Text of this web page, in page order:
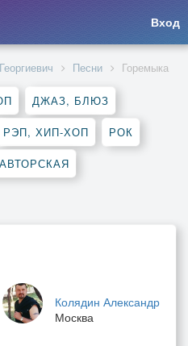
Вход
Песни Горемыка
ДЖАЗ, БЛЮЗ
РЭП, ХИП-ХОП РОК
Колядин Александр
Москва